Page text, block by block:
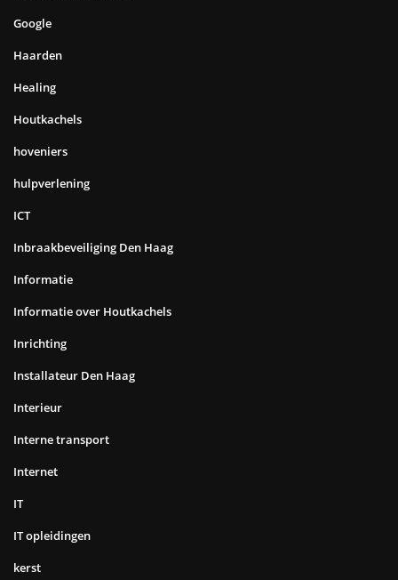
Google
Haarden
Healing
Houtkachels
hoveniers
hulpverlening
ICT
Inbraakbeveiliging Den Haag
Informatie
Informatie over Houtkachels
Inrichting
Installateur Den Haag
Interieur
Interne transport
Internet
IT
IT opleidingen
kerst